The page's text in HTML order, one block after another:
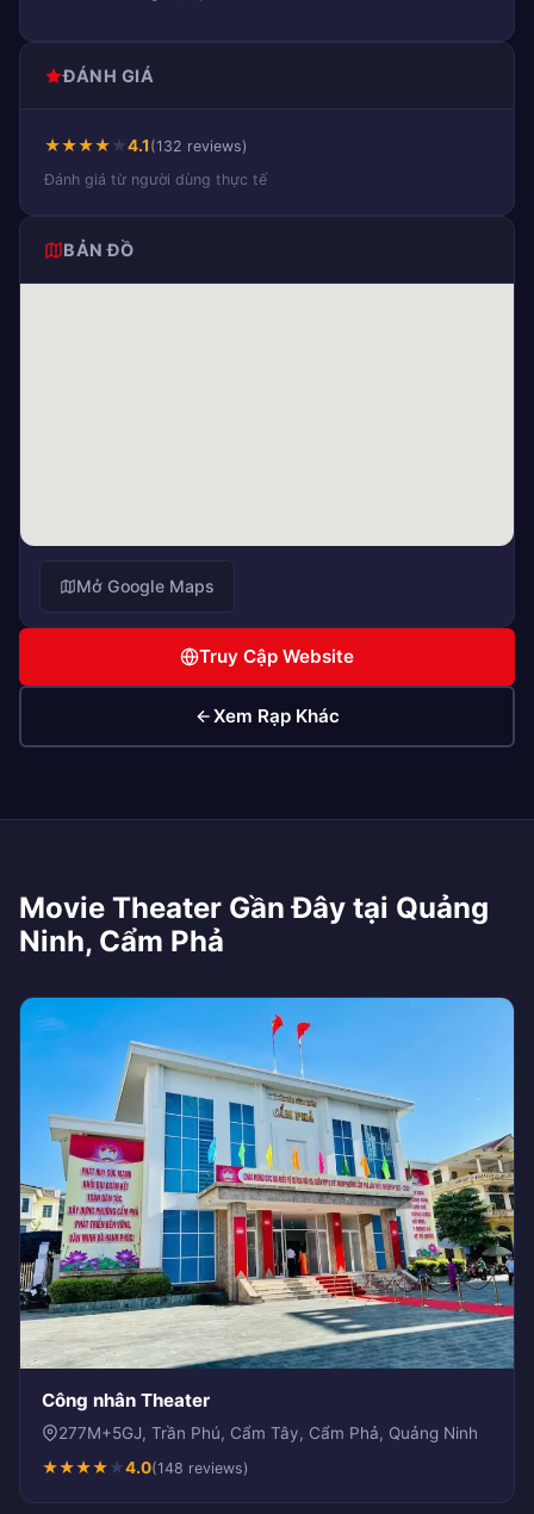
ĐÁNH GIÁ
★★★★★4.1 (132 reviews)
Đánh giá từ người dùng thực tế
BẢN ĐỒ
Mở Google Maps
Truy Cập Website
Xem Rạp Khác
Movie Theater Gần Đây tại Quảng
Ninh, Cẩm Phả
Công nhân Theater
277M+5GJ, Trần Phú, Cẩm Tây, Cẩm Phả, Quảng Ninh
★★★★★4.0(148 reviews)